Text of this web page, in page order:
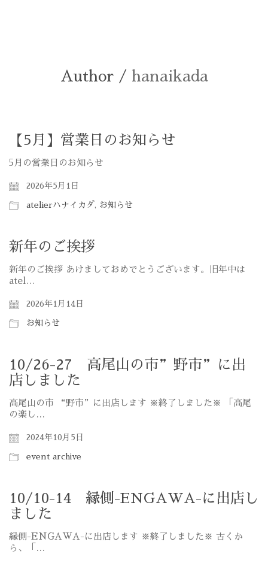
Author / hanaikada
【5月】営業日のお知らせ
5月の営業日のお知らせ
2026年5月1日
atelierハナイカダ , お知らせ
新年のご挨拶
新年のご挨拶 あけましておめでとうございます。旧年中は
atel…
2026年1月14日
お知らせ
10/26-27 高尾山の市”野市”に出
店しました
高尾山の市 “野市”に出店します ※終了しました※ 「高尾
の楽し…
2024年10月5日
event archive
10/10-14 縁側-ENGAWA-に出店し
ました
縁側-ENGAWA-に出店します ※終了しました※ 古くか
ら、「…